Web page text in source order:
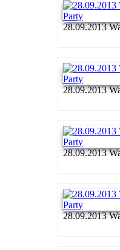
28.09.2013
28.09.2013
28.09.2013
28.09.2013